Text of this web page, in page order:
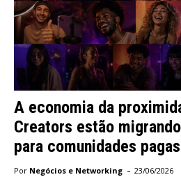
A economia da
Creators estão
para comunidades pagas
Por Negócios e Networking - 23/06/2026